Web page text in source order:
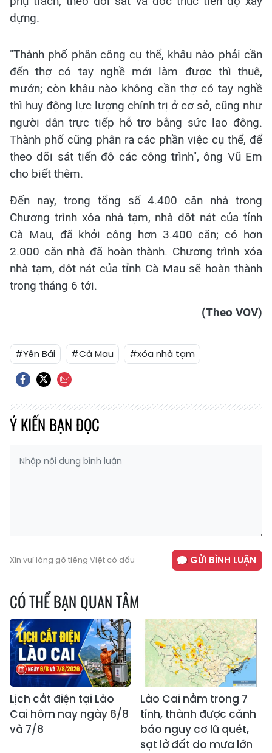
dựng.
"Thành phố phân công cụ thể, khâu nào phải cần
đến thợ có tay nghề mới làm được thì thuê,
mướn; còn khâu nào không cần thợ có tay nghề
thì huy động lực lượng chính trị ở cơ sở, cũng như
người dân trực tiếp hỗ trợ bằng sức lao động.
Thành phố cũng phân ra các phần việc cụ thể, để
theo dõi sát tiến độ các công trình", ông Vũ Em
cho biết thêm.
Đến nay, trong tổng số 4.400 căn nhà trong
Chương trình xóa nhà tạm, nhà dột nát của tỉnh
Cà Mau, đã khởi công hơn 3.400 căn; có hơn
2.000 căn nhà đã hoàn thành. Chương trình xóa
nhà tạm, dột nát của tỉnh Cà Mau sẽ hoàn thành
trong tháng 6 tới.
(Theo VOV)
#Yên Bái #Cà Mau #xóa nhà tạm
Ý KIẾN BẠN ĐỌC
Xin vui lòng gõ tiếng Việt có dấu GỬI BÌNH LUẬN
CÓ THỂ BẠN QUAN TÂM
Lịch cắt điện tại Lào
Cai hôm nay ngày 6/8
và 7/8
Lào Cai nằm trong 7
tỉnh, thành được cảnh
báo nguy cơ lũ quét,
sạt lở đất do mưa lớn